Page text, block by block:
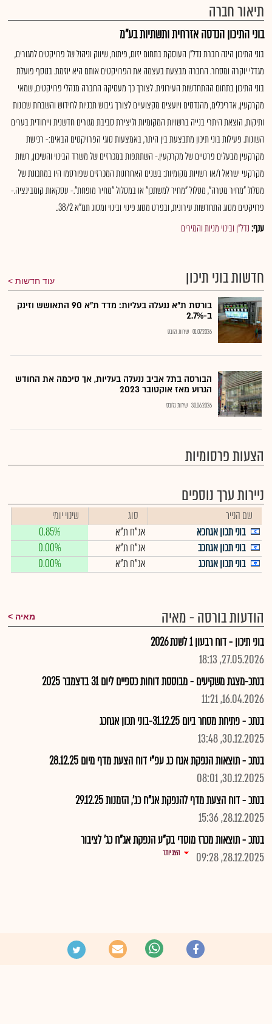
תיאור חברה
בוני התיכון הנדסה אזרחית ותשתיות בע"מ
בוני התיכון הינה חברת נדל"ן העוסקת בתחום יזום, פיתוח, שיווק וניהול של פרויקטים למגורים,
מגדלי יוקרה ומסחר. החברה מבצעת בעצמה את הפרויקטים אותם היא יוזמת. בנוסף פועלת
בוני התיכון בתחום ההתחדשות העירונית. לצורך כך מעסיקה החברה מנהלי פרויקטים, שמאי
מקרקעין, אדריכלים, מהנדסים ויועצים מקצועיים לצורך גיבוש תכניות לחידוש והשבחת שכונות
ותיקות, הוצאת היתרי בנייה ברשויות המקומיות וליצירת סביבת מגורים חדשנית וייחודית בערים
השונות. פעילות בוני תיכון מתבצעת בין היתר, באמצעות סוגי הפרויקטים הבאים:- רכישת
מקרקעין מבעלים פרטיים של מקרקעין.- השתתפות במכרזים של משרד הבינוי והשיכון, רשות
מקרקעי ישראל ו/או רשויות מקומיות: בשנים האחרונות המכרזים שפורסמו היו במתכונת של
מסלול "מחיר מטרה", מסלול "מחיר למשתכן" או במסלול "מחיר מופחת".- עסקאות קומבינציה.-
פרויקטים מסוג התחדשות עירונית, ובפרט מסוג פינוי ובינוי ומסוג תמ"א 38/2..
ענף:נדל"ן ובינוי מניות והמירים
חדשות בוני תיכון עוד חדשות
בורסת ת"א ננעלה בעליות: מדד ת"א 90 התאושש וזינק
ב-2.7%
01.07.2026 שירות גלובס
הבורסה בתל אביב ננעלה בעליות, אך סיכמה את החודש
הגרוע מאז אוקטובר 2023
30.06.2026 שירות גלובס
הצעות פרסומיות
ניירות ערך נוספים
שם הנייר סוג
שינוי יומי
בוני תכון אגחכא
אג"ח ת"א
0.85%
בוני תכון אגחכב
אג"ח ת"א
0.00%
בוני תכון אגחכג
אג"ח ת"א 0.00%
הודעות בורסה - מאיה מאיה
בוני תיכון - דוח רבעון 1 לשנת 2026
27.05.2026, 18:13
בנתכ-מצגת משקיעים - מבוססת דוחות כספיים ליום 31 בדצמבר 2025
16.04.2026, 11:21
בנתכ - פתיחת מסחר ביום 31.12.25-בוני תכון אגחכג
30.12.2025, 13:48
בנתכ - תוצאות הנפקת אגח כג עפ"י דוח הצעת מדף מיום 28.12.25
30.12.2025, 08:01
בנתכ - דוח הצעת מדף להנפקת אג"ח כג', הזמנות 29.12.25
28.12.2025, 15:36
בנתכ - תוצאות מכרז מוסדי בק"ע הנפקת אג"ח כג' לציבור
28.12.2025, 09:28
הצג יותר